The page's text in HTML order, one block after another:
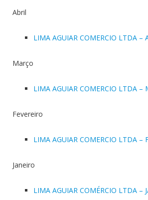
Abril
LIMA AGUIAR COMERCIO LTDA –
Março
LIMA AGUIAR COMERCIO LTDA –
Fevereiro
LIMA AGUIAR COMERCIO LTDA –
Janeiro
LIMA AGUIAR COMÉRCIO LTDA –